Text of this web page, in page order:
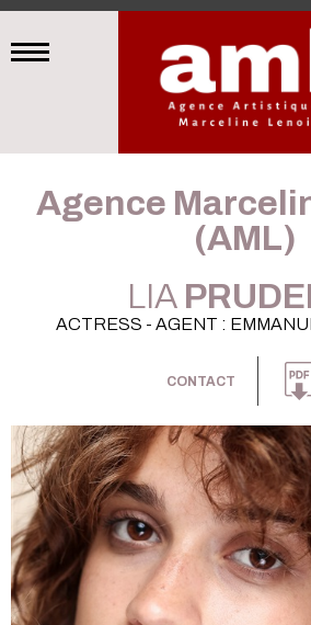
Agence
(AML)
LIA
ACTRESS - AGENT :
CONTACT